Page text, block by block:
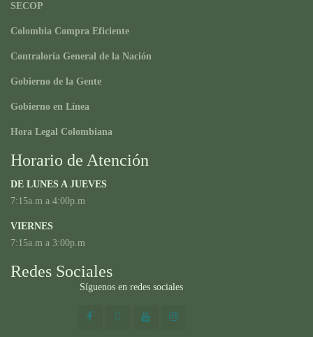
SECOP
Colombia Compra Eficiente
Contraloría General de la Nación
Gobierno de la Gente
Gobierno en Línea
Hora Legal Colombiana
Horario de Atención
DE LUNES A JUEVES
7:15a.m a 4:00p.m
VIERNES
7:15a.m a 3:00p.m
Redes Sociales
Síguenos en redes sociales